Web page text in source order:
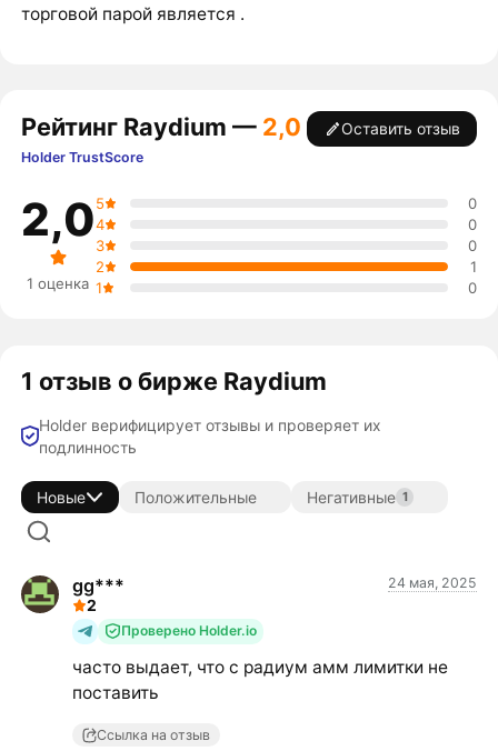
торговой парой является .
Рейтинг Raydium — 2,0
Holder TrustScore
Оставить отзыв
2,0
1 оценка
5
0
4
0
3
0
2
1
1
0
1 отзыв о бирже Raydium
Holder верифицирует отзывы и проверяет их
подлинность
Новые Положительные Негативные 1
gg***
2
Проверено Holder.io
24 мая, 2025
часто выдает, что с радиум амм лимитки не
поставить
Ссылка на отзыв